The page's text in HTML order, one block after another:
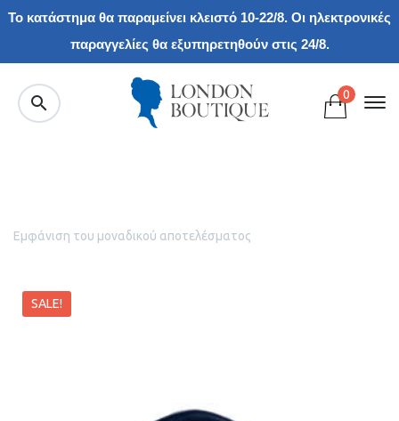
Το κατάστημα θα παραμείνει κλειστό 10-22/8. Οι ηλεκτρονικές
παραγγελίες θα εξυπηρετηθούν στις 24/8.
0
Εμφάνιση του μοναδικού αποτελέσματος
SALE!